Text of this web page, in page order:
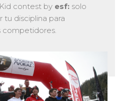
contest by esf: solo
disciplina para
competidores.